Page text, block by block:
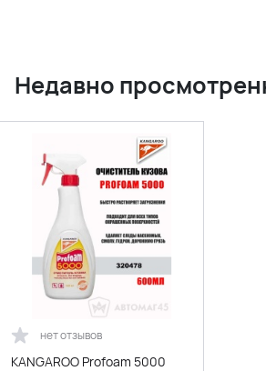
Недавно
нет отзывов
KANGAROO Profoam 5000